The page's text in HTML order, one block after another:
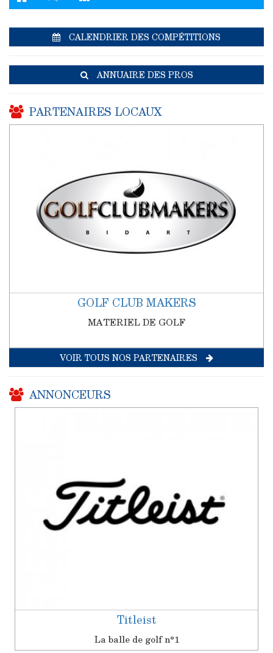
CALENDRIER DES COMPÉTITIONS
ANNUAIRE DES PROS
PARTENAIRES LOCAUX
GOLF CLUB MAKERS
MATERIEL DE GOLF
VOIR TOUS NOS PARTENAIRES
ANNONCEURS
Titleist
La balle de golf n°1